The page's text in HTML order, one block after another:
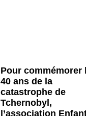
Pour commémorer
40 ans de la
catastrophe de
Tchernobyl,
l’association